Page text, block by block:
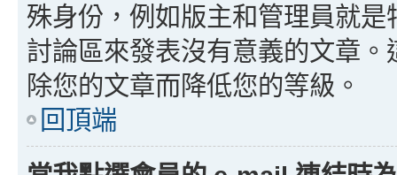
殊身份，例如版主和管理員就
討論區來發表沒有意義的文章
除您的文章而降低您的等級。
回頂端